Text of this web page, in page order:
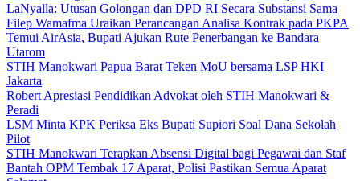
LaNyalla: Utusan Golongan dan DPD RI Secara Substansi Sama
Filep Wamafma Uraikan Perancangan Analisa Kontrak pada PKPA
Temui AirAsia, Bupati Ajukan Rute Penerbangan ke Bandara
Utarom
STIH Manokwari Papua Barat Teken MoU bersama LSP HKI
Jakarta
Robert Apresiasi Pendidikan Advokat oleh STIH Manokwari &
Peradi
LSM Minta KPK Periksa Eks Bupati Supiori Soal Dana Sekolah
Pilot
STIH Manokwari Terapkan Absensi Digital bagi Pegawai dan Staf
Bantah OPM Tembak 17 Aparat, Polisi Pastikan Semua Aparat